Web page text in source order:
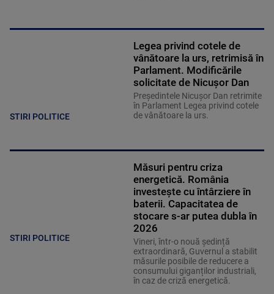
STIRI POLITICE
Legea privind cotele de
vânătoare la urs, retrimisă în
Parlament. Modificările
solicitate de Nicușor Dan
Președintele Nicușor Dan retrimite
în Parlament Legea privind cotele
de vânătoare la urs.
STIRI POLITICE
Măsuri pentru criza
energetică. România
investește cu întârziere în
baterii. Capacitatea de
stocare s-ar putea dubla în
2026
Vineri, într-o nouă ședință
extraordinară, Guvernul a stabilit
măsurile posibile de reducere a
consumului giganților industriali,
în caz de criză energetică.